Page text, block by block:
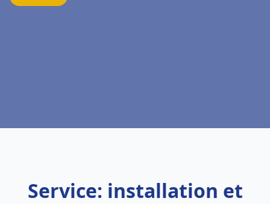
Service: installation et